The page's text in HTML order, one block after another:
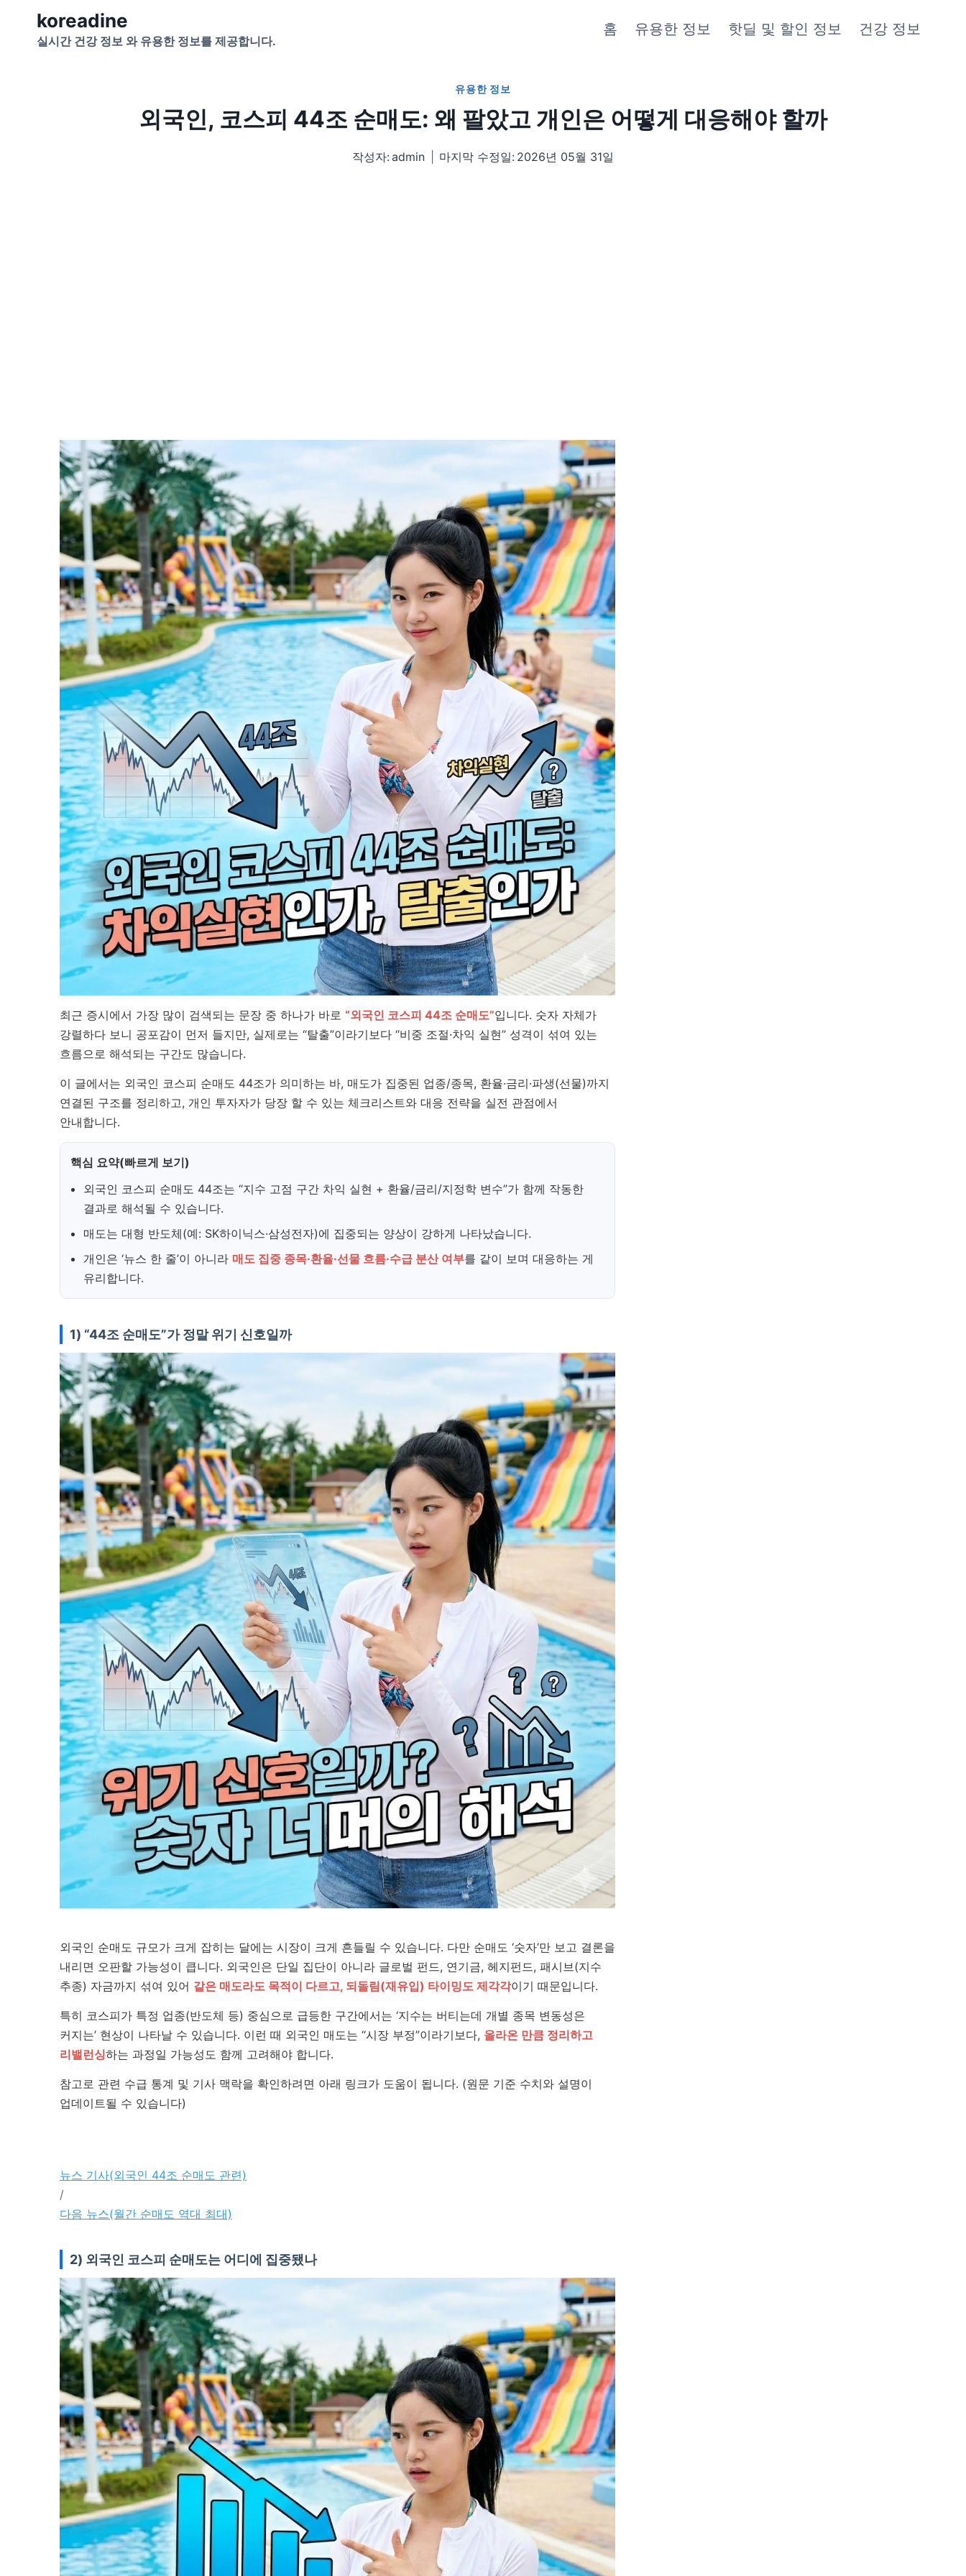
koreadine
실시간 건강 정보 와 유용한 정보를 제공합니다.
홈 유용한 정보 핫딜 및 할인 정보 건강 정보
유용한 정보
외국인, 코스피 44조 순매도: 왜 팔았고 개인은 어떻게 대응해야 할까
작성자: admin 마지막 수정일: 2026년 05월 31일
최근 증시에서 가장 많이 검색되는 문장 중 하나가 바로 “외국인 코스피 44조 순매도”입니다. 숫자 자체가
강렬하다 보니 공포감이 먼저 들지만, 실제로는 “탈출”이라기보다 “비중 조절·차익 실현” 성격이 섞여 있는
흐름으로 해석되는 구간도 많습니다.
이 글에서는 외국인 코스피 순매도 44조가 의미하는 바, 매도가 집중된 업종/종목, 환율·금리·파생(선물)까지
연결된 구조를 정리하고, 개인 투자자가 당장 할 수 있는 체크리스트와 대응 전략을 실전 관점에서
안내합니다.
핵심 요약(빠르게 보기)
외국인 코스피 순매도 44조는 “지수 고점 구간 차익 실현 + 환율/금리/지정학 변수”가 함께 작동한
결과로 해석될 수 있습니다.
매도는 대형 반도체(예: SK하이닉스·삼성전자)에 집중되는 양상이 강하게 나타났습니다.
개인은 ‘뉴스 한 줄’이 아니라 매도 집중 종목·환율·선물 흐름·수급 분산 여부를 같이 보며 대응하는 게
유리합니다.
1) “44조 순매도”가 정말 위기 신호일까
외국인 순매도 규모가 크게 잡히는 달에는 시장이 크게 흔들릴 수 있습니다. 다만 순매도 ‘숫자’만 보고 결론을
내리면 오판할 가능성이 큽니다. 외국인은 단일 집단이 아니라 글로벌 펀드, 연기금, 헤지펀드, 패시브(지수
추종) 자금까지 섞여 있어 같은 매도라도 목적이 다르고, 되돌림(재유입) 타이밍도 제각각이기 때문입니다.
특히 코스피가 특정 업종(반도체 등) 중심으로 급등한 구간에서는 ‘지수는 버티는데 개별 종목 변동성은
커지는’ 현상이 나타날 수 있습니다. 이런 때 외국인 매도는 “시장 부정”이라기보다, 올라온 만큼 정리하고
리밸런싱하는 과정일 가능성도 함께 고려해야 합니다.
참고로 관련 수급 통계 및 기사 맥락을 확인하려면 아래 링크가 도움이 됩니다. (원문 기준 수치와 설명이
업데이트될 수 있습니다)
뉴스 기사(외국인 44조 순매도 관련)
/
다음 뉴스(월간 순매도 역대 최대)
2) 외국인 코스피 순매도는 어디에 집중됐나